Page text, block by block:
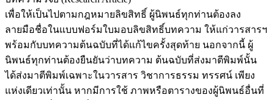
เพื่อให้เป็นไปตามกฎหมายลิขสิทธิ์ ผู้นิพนธ์ทุกท่านต้องลง
ลายมือชื่อในแบบฟอร์มใบมอบลิขสิทธิ์บทความ ให้แก่วารสารฯ
พร้อมกับบทความต้นฉบับที่ได้แก้ไขครั้งสุดท้าย นอกจากนี้ ผู้
นิพนธ์ทุกท่านต้องยืนยันว่าบทความ ต้นฉบับที่ส่งมาตีพิมพ์นั้น
ได้ส่งมาตีพิมพ์เฉพาะในวารสาร วิชาการธรรม ทรรศน์ เพียง
แห่งเดียวเท่านั้น หากมีการใช้ ภาพหรือตารางของผู้นิพนธ์อื่นที่